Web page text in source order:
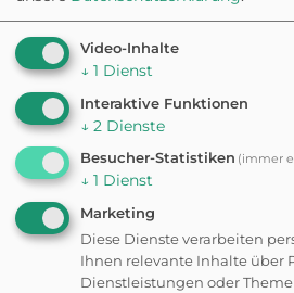
Video-Inhalte
↓ 1 Dienst
Interaktive Funktionen
↓ 2 Dienste
Besucher-Statistiken (immer
↓ 1 Dienst
Marketing
Diese Dienste verarbeiten
Ihnen relevante Inhalte über
Dienstleistungen oder